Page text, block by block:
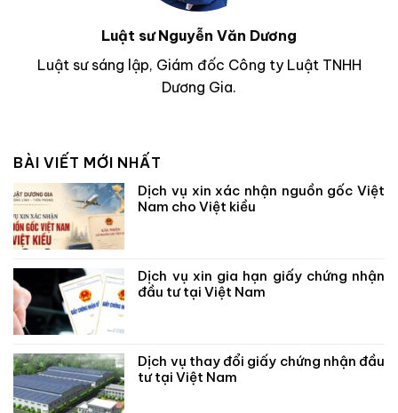
Luật sư Nguyễn Văn Dương
Luật sư sáng lập, Giám đốc Công ty Luật TNHH
Dương Gia.
BÀI VIẾT MỚI NHẤT
Dịch vụ xin xác nhận nguồn gốc Việt
Nam cho Việt kiều
Dịch vụ xin gia hạn giấy chứng nhận
đầu tư tại Việt Nam
Dịch vụ thay đổi giấy chứng nhận đầu
tư tại Việt Nam